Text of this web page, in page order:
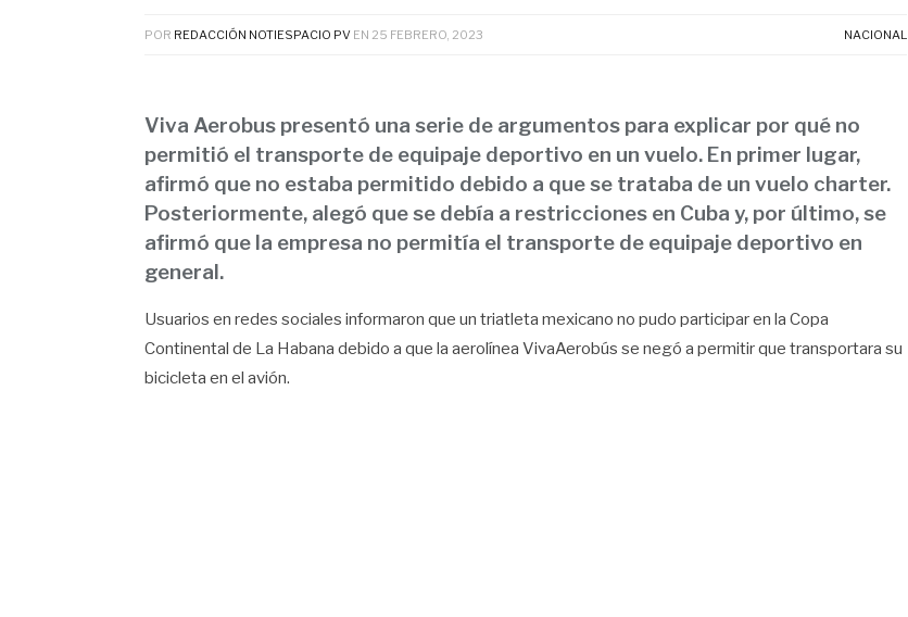
POR REDACCIÓN NOTIESPACIO PV EN 25 FEBRERO, 2023 NACIONAL
Viva Aerobus presentó una serie de argumentos para explicar por qué no
permitió el transporte de equipaje deportivo en un vuelo. En primer lugar,
afirmó que no estaba permitido debido a que se trataba de un vuelo charter.
Posteriormente, alegó que se debía a restricciones en Cuba y, por último, se
afirmó que la empresa no permitía el transporte de equipaje deportivo en
general.
Usuarios en redes sociales informaron que un triatleta mexicano no pudo participar en la Copa
Continental de La Habana debido a que la aerolínea VivaAerobús se negó a permitir que transportara su
bicicleta en el avión.